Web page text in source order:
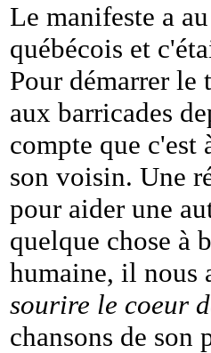
Le manifeste a
québécois et
Pour démarrer le
aux barricades
compte que
son voisin. Une
pour aider une
quelque chose à
humaine, il nous
sourire le coeur
chansons de son